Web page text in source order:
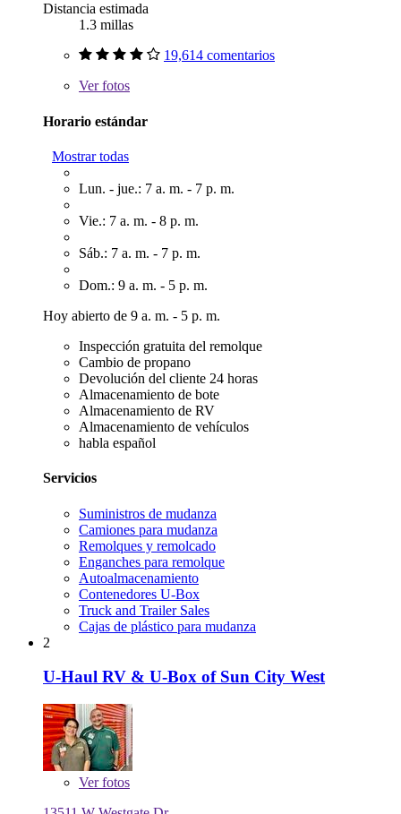
Distancia estimada
1.3 millas
19,614 comentarios
Verfotos
Horario estándar
Mostrar todas
Lun. - jue.: 7 a. m. - 7 p. m.
Vie.: 7 a. m. - 8 p. m.
Sáb.: 7 a. m. - 7 p. m.
Dom.: 9 a. m. - 5 p. m.
Hoy abierto de 9 a. m. - 5 p. m.
Inspección gratuita del remolque
Cambio de propano
Devolución del cliente 24 horas
Almacenamiento de bote
Almacenamiento de RV
Almacenamiento de vehículos
habla español
Servicios
Suministros de mudanza
Camiones para mudanza
Remolques y remolcado
Enganches para remolque
Autoalmacenamiento
Contenedores U-Box
Truck and Trailer Sales
Cajas de plástico para mudanza
2
U-Haul RV & U-Box of Sun City West
Verfotos